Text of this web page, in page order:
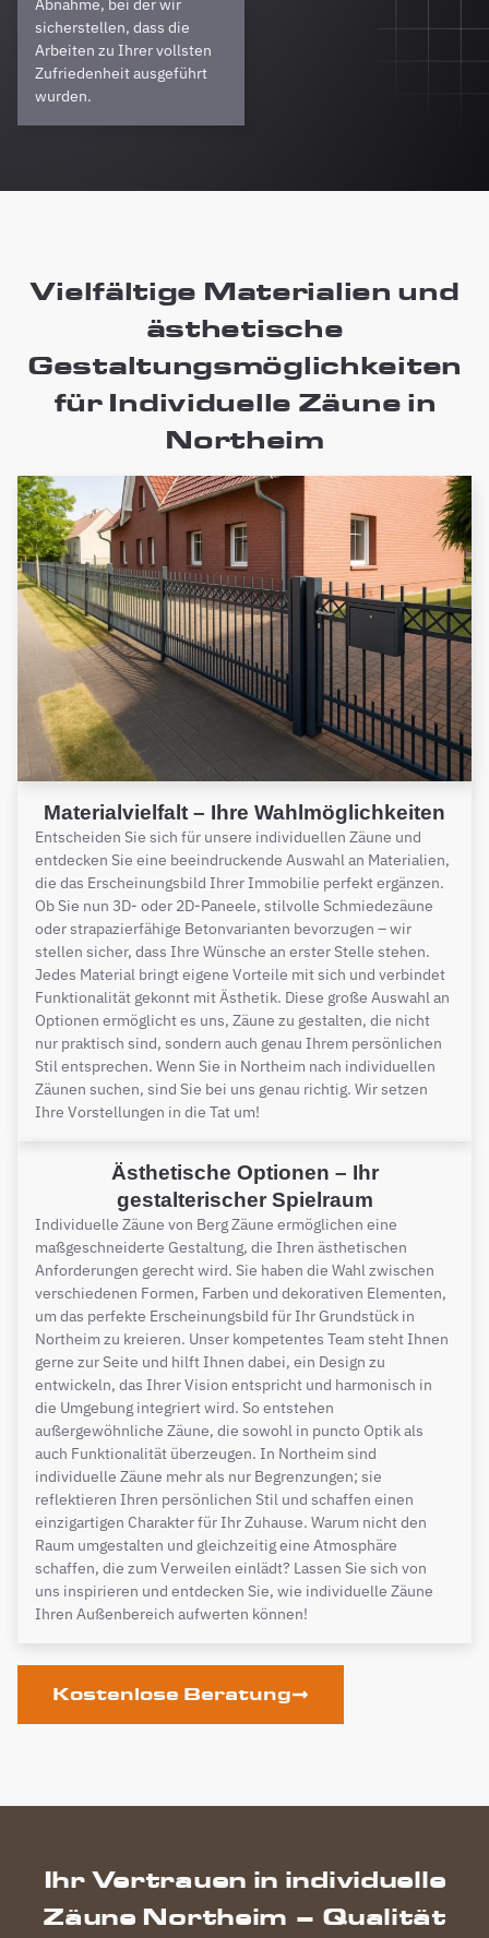
Abnahme, bei der wir
sicherstellen, dass die
Arbeiten zu Ihrer vollsten
Zufriedenheit ausgeführt
wurden.
Vielfältige Materialien und
ästhetische
Gestaltungsmöglichkeiten
für Individuelle Zäune in
Northeim
Materialvielfalt – Ihre Wahlmöglichkeiten
Entscheiden Sie sich für unsere individuellen Zäune und
entdecken Sie eine beeindruckende Auswahl an Materialien,
die das Erscheinungsbild Ihrer Immobilie perfekt ergänzen.
Ob Sie nun 3D- oder 2D-Paneele, stilvolle Schmiedezäune
oder strapazierfähige Betonvarianten bevorzugen – wir
stellen sicher, dass Ihre Wünsche an erster Stelle stehen.
Jedes Material bringt eigene Vorteile mit sich und verbindet
Funktionalität gekonnt mit Ästhetik. Diese große Auswahl an
Optionen ermöglicht es uns, Zäune zu gestalten, die nicht
nur praktisch sind, sondern auch genau Ihrem persönlichen
Stil entsprechen. Wenn Sie in Northeim nach individuellen
Zäunen suchen, sind Sie bei uns genau richtig. Wir setzen
Ihre Vorstellungen in die Tat um!
Ästhetische Optionen – Ihr
gestalterischer Spielraum
Individuelle Zäune von Berg Zäune ermöglichen eine
maßgeschneiderte Gestaltung, die Ihren ästhetischen
Anforderungen gerecht wird. Sie haben die Wahl zwischen
verschiedenen Formen, Farben und dekorativen Elementen,
um das perfekte Erscheinungsbild für Ihr Grundstück in
Northeim zu kreieren. Unser kompetentes Team steht Ihnen
gerne zur Seite und hilft Ihnen dabei, ein Design zu
entwickeln, das Ihrer Vision entspricht und harmonisch in
die Umgebung integriert wird. So entstehen
außergewöhnliche Zäune, die sowohl in puncto Optik als
auch Funktionalität überzeugen. In Northeim sind
individuelle Zäune mehr als nur Begrenzungen; sie
reflektieren Ihren persönlichen Stil und schaffen einen
einzigartigen Charakter für Ihr Zuhause. Warum nicht den
Raum umgestalten und gleichzeitig eine Atmosphäre
schaffen, die zum Verweilen einlädt? Lassen Sie sich von
uns inspirieren und entdecken Sie, wie individuelle Zäune
Ihren Außenbereich aufwerten können!
Kostenlose Beratung
Ihr Vertrauen in individuelle
Zäune Northeim – Qualität